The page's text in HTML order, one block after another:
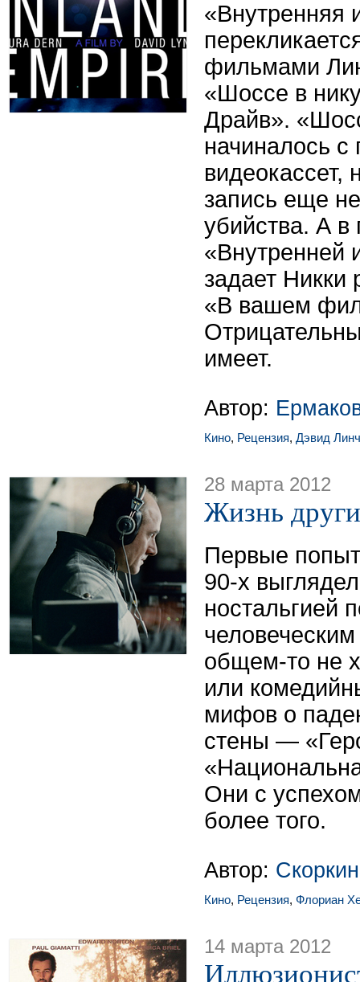
«Внутренняя
фильмами
«Шоссе в
Драйв».
начиналось
видеокассет,
запись еще
убийства. А в
«Внутренней
задает Никки
«В вашем
имеет.
Автор:
Кино, Рецензия, Дэвид Линч
28 марта 2012
Жизнь
Первые
90-х
ностальгией
общем-то не
или
мифов о
стены —
Они с
более того.
Автор:
Кино, Рецензия, Флориан
14 марта 2012